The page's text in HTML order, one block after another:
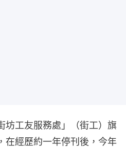
坊工友服務處」（街工）旗
在經歷約一年停刊後，今年